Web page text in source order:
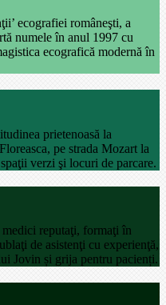
ecografiei româneşti, a
numele în anul 1997 cu
ecografică modernă în
prietenoasă la
pe strada Mozart la
verzi şi locuri de parcare.
reputaţi, formaţi în
de asistenţi cu experienţă,
Jovin și grija pentru pacienți.